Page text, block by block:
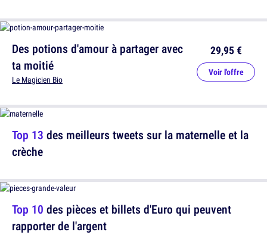
Top 13 des meilleurs tweets sur la maternelle et la
crèche
Des potions d'amour à partager avec
ta moitié
Le Magicien Bio
29,95 €
Voir l'offre
Top 10 des pièces et billets d'Euro qui peuvent
rapporter de l'argent